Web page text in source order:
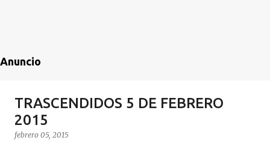
Anuncio
TRASCENDIDOS 5 DE FEBRERO
2015
febrero 05, 2015